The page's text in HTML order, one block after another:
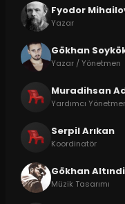
Fyodor
Yazar
Gökhan
Yazar / Yönetmen
Muradihsan
Yardımcı
Serpil Arıkan
Koordinatör
Gökhan
Müzik Tasarımı